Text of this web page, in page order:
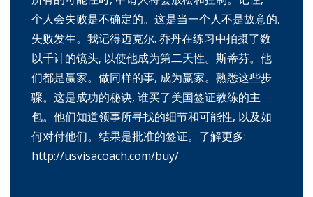
个人会失败是不确定的。这是当一个人不是故意的,
失败发生。我记得迈克尔. 乔丹在练习中拍摄了数
以千计的镜头, 以使他成为第二天性。斯蒂芬。他
们都是赢家。做同样的事, 成为赢家。熟悉这些步
骤。这是成功的秘诀, 谁买了美国签证教练的主
包。他们知道领事所寻找的细节和可能性, 以及如
何对付他们。结果是批准的签证。了解更多:
http://usvisacoach.com/buy/